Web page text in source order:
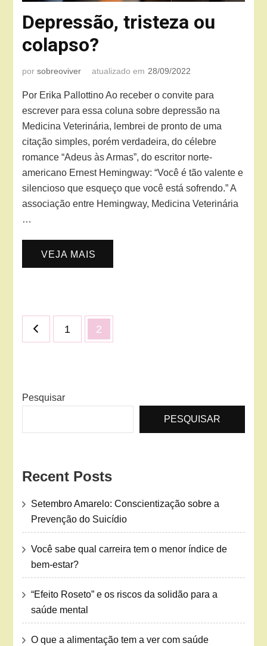
Depressão, tristeza ou
colapso?
porsobreoviver atualizado em 28/09/2022
Por Erika Pallottino Ao receber o convite para
escrever para essa coluna sobre depressão na
Medicina Veterinária, lembrei de pronto de uma
citação simples, porém verdadeira, do célebre
romance “Adeus às Armas”, do escritor norte-
americano Ernest Hemingway: “Você é tão valente e
silencioso que esqueço que você está sofrendo.” A
associação entre Hemingway, Medicina Veterinária
…
VEJA MAIS
Paginação
de
Página
1 Página
2
Pesquisar
PESQUISAR
Recent Posts
Setembro Amarelo: Conscientização sobre a
Prevenção do Suicídio
Você sabe qual carreira tem o menor índice de
bem-estar?
“Efeito Roseto” e os riscos da solidão para a
saúde mental
O que a alimentação tem a ver com saúde